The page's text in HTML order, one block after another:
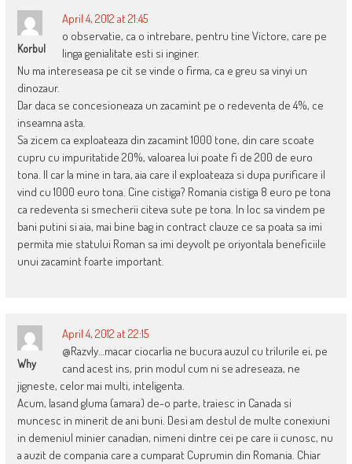
Korbul
April 4, 2012 at 21:45
o observatie, ca o intrebare, pentru tine Victore, care pe
linga genialitate esti si inginer.
Nu ma intereseasa pe cit se vinde o firma, ca e greu sa vinyi un
dinozaur.
Dar daca se concesioneaza un zacamint pe o redeventa de 4%, ce
inseamna asta.
Sa zicem ca exploateaza din zacamint 1000 tone, din care scoate
cupru cu impuritatide 20%, valoarea lui poate fi de 200 de euro
tona. Il car la mine in tara, aia care il exploateaza si dupa purificare il
vind cu 1000 euro tona. Cine cistiga? Romania cistiga 8 euro pe tona
ca redeventa si smecherii citeva sute pe tona. In loc sa vindem pe
bani putini si aia, mai bine bag in contract clauze ce sa poata sa imi
permita mie statului Roman sa imi deyvolt pe oriyontala beneficiile
unui zacamint foarte important.
Why
April 4, 2012 at 22:15
@RazvIy…macar ciocarlia ne bucura auzul cu trilurile ei, pe
cand acest ins, prin modul cum ni se adreseaza, ne
jigneste, celor mai multi, inteligenta.
Acum, lasand gluma (amara) de-o parte, traiesc in Canada si
muncesc in minerit de ani buni. Desi am destul de multe conexiuni
in demeniul minier canadian, nimeni dintre cei pe care ii cunosc, nu
a auzit de compania care a cumparat Cuprumin din Romania. Chiar